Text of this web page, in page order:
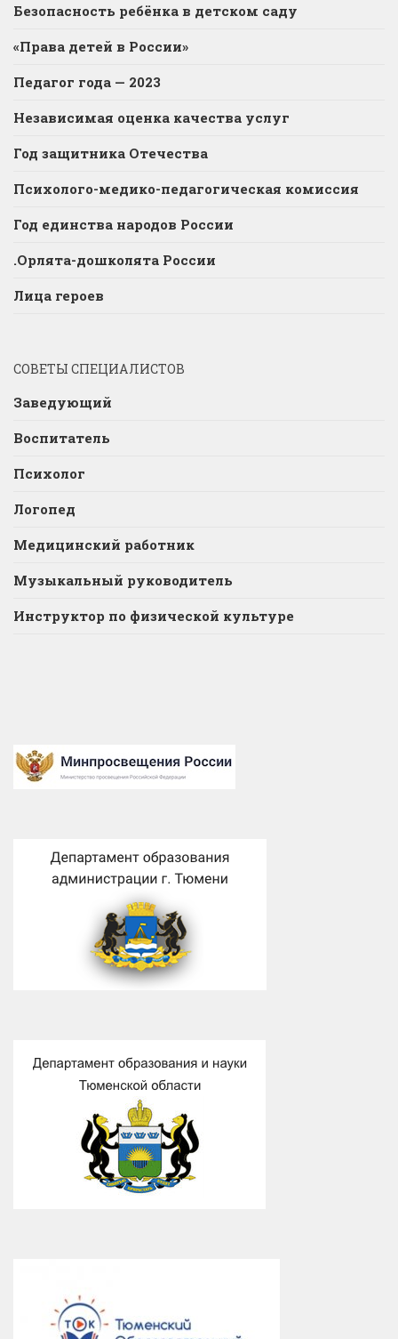
Безопасность ребёнка в детском саду
«Права детей в России»
Педагог года — 2023
Независимая оценка качества услуг
Год защитника Отечества
Психолого-медико-педагогическая комиссия
Год единства народов России
.Орлята-дошколята России
Лица героев
СОВЕТЫ СПЕЦИАЛИСТОВ
Заведующий
Воспитатель
Психолог
Логопед
Медицинский работник
Музыкальный руководитель
Инструктор по физической культуре